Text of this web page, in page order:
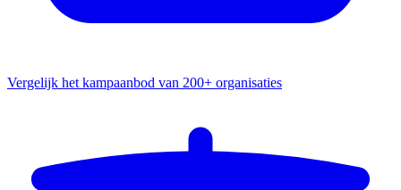
Vergelijk het kampaanbod van 200+ organisaties